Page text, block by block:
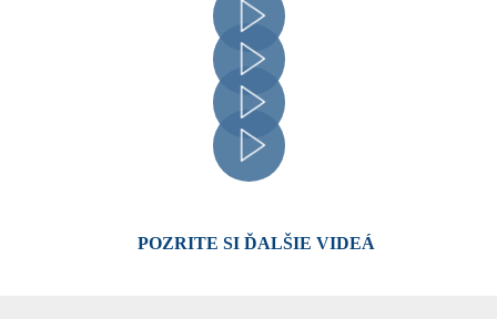
POZRITE SI ĎALŠIE VIDEÁ